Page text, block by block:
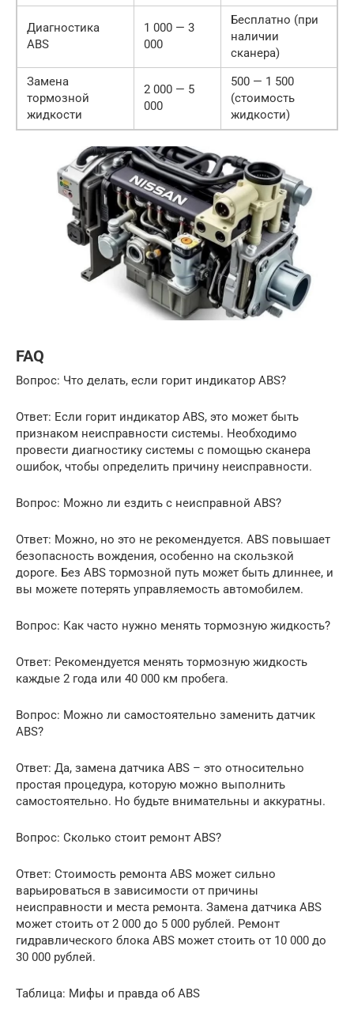
Диагностика
ABS
1 000 — 3
000
Бесплатно (при
наличии
сканера)
Замена
тормозной
жидкости
2 000 — 5
000
500 — 1 500
(стоимость
жидкости)
FAQ
Вопрос: Что делать, если горит индикатор ABS?
Ответ: Если горит индикатор ABS, это может быть
признаком неисправности системы. Необходимо
провести диагностику системы с помощью сканера
ошибок, чтобы определить причину неисправности.
Вопрос: Можно ли ездить с неисправной ABS?
Ответ: Можно, но это не рекомендуется. ABS повышает
безопасность вождения, особенно на скользкой
дороге. Без ABS тормозной путь может быть длиннее, и
вы можете потерять управляемость автомобилем.
Вопрос: Как часто нужно менять тормозную жидкость?
Ответ: Рекомендуется менять тормозную жидкость
каждые 2 года или 40 000 км пробега.
Вопрос: Можно ли самостоятельно заменить датчик
ABS?
Ответ: Да, замена датчика ABS – это относительно
простая процедура, которую можно выполнить
самостоятельно. Но будьте внимательны и аккуратны.
Вопрос: Сколько стоит ремонт ABS?
Ответ: Стоимость ремонта ABS может сильно
варьироваться в зависимости от причины
неисправности и места ремонта. Замена датчика ABS
может стоить от 2 000 до 5 000 рублей. Ремонт
гидравлического блока ABS может стоить от 10 000 до
30 000 рублей.
Таблица: Мифы и правда об ABS